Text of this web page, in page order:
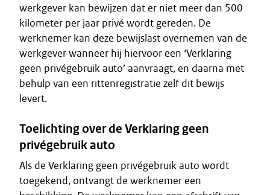
werkgever kan bewijzen dat er niet meer dan 500
kilometer per jaar privé wordt gereden. De
werknemer kan deze bewijslast overnemen van de
werkgever wanneer hij hiervoor een ‘Verklaring
geen privégebruik auto’ aanvraagt, en daarna met
behulp van een rittenregistratie zelf dit bewijs
levert.
Toelichting over de Verklaring geen
privégebruik auto
Als de Verklaring geen privégebruik auto wordt
toegekend, ontvangt de werknemer een